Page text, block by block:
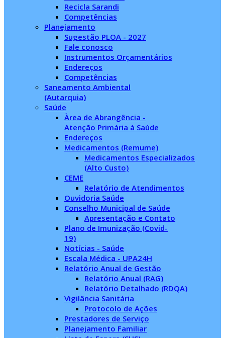
Recicla Sarandi
Competências
Planejamento
Sugestão PLOA - 2027
Fale conosco
Instrumentos Orçamentários
Endereços
Competências
Saneamento Ambiental
(Autarquia)
Saúde
Àrea de Abrangência -
Atenção Primária à Saúde
Endereços
Medicamentos (Remume)
Medicamentos Especializados
(Alto Custo)
CEME
Relatório de Atendimentos
Ouvidoria Saúde
Conselho Municipal de Saúde
Apresentação e Contato
Plano de Imunização (Covid-
19)
Notícias - Saúde
Escala Médica - UPA24H
Relatório Anual de Gestão
Relatório Anual (RAG)
Relatório Detalhado (RDQA)
Vigilância Sanitária
Protocolo de Ações
Prestadores de Serviço
Planejamento Familiar